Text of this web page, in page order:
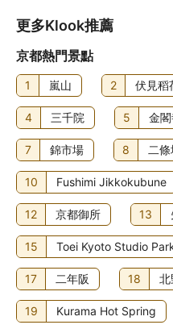
更多Klook推薦
京都熱門景點
1 嵐山 2 伏見稻
4 三千院 5 金
7 錦市場 8 二
10 Fushimi Jikkokubune
12 京都御所 13
15 Toei Kyoto Studio
17 二年阪 18 北
19 Kurama Hot Spring